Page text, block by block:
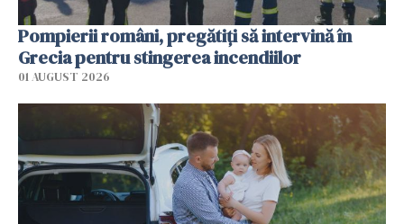
Pompierii români, pregătiţi să intervină în
Grecia pentru stingerea incendiilor
01 AUGUST 2026